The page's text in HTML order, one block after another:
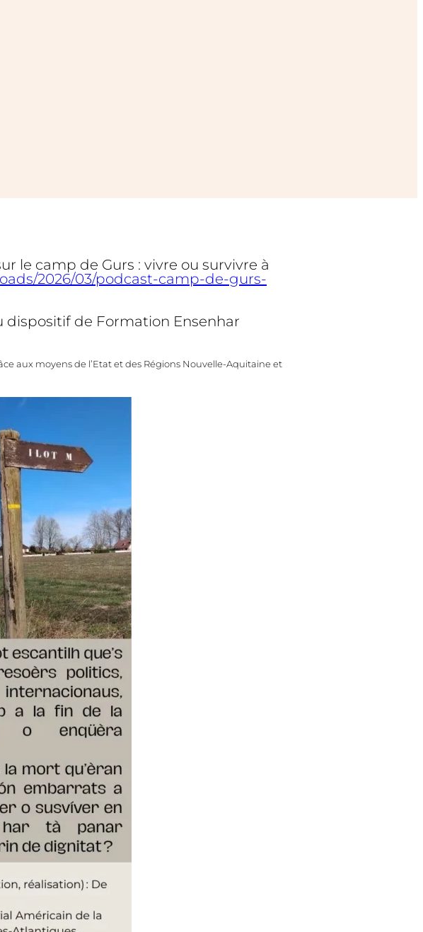
le camp de Gurs : vivre ou survivre à
2026/03/podcast-camp-de-gurs-
dispositif de Formation Ensenhar
aux moyens de l’Etat et des Régions Nouvelle-Aquitaine et